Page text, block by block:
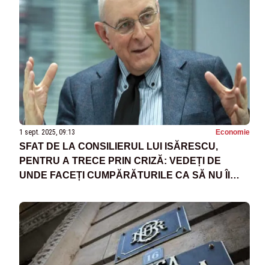
1 sept. 2025, 09:13 Economie
SFAT DE LA CONSILIERUL LUI ISĂRESCU,
PENTRU A TRECE PRIN CRIZĂ: VEDEȚI DE
UNDE FACEȚI CUMPĂRĂTURILE CA SĂ NU ÎI
INFLAȚIE”